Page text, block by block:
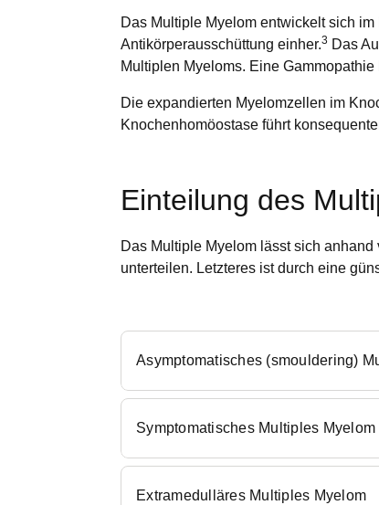
Das Multiple Myelom entwickelt sich
Antikörperausschüttung einher.3 Das
Multiplen Myeloms. Eine
Die expandierten Myelomzellen im
Knochenhomöostase führt
Einteilung des
Das Multiple Myelom lässt sich
unterteilen. Letzteres ist durch eine
Asymptomatisches (smouldering)
Symptomatisches Multiples Myelom
Extramedulläres Multiples Myelom